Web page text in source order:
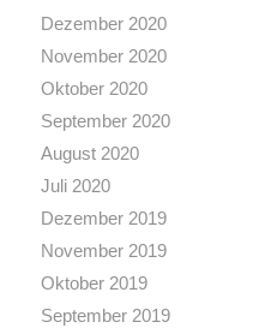
Dezember 2020
November 2020
Oktober 2020
September 2020
August 2020
Juli 2020
Dezember 2019
November 2019
Oktober 2019
September 2019